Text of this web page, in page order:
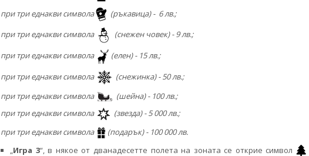
при три еднакви символа
(ръкавица)- 6 лв.;
при три еднакви символа
(снежен човек)- 9 лв.;
при три еднакви символа
(елен)- 15 лв.;
при три еднакви символа
(снежинка)- 50лв.;
при три еднакви символа
(шейна)- 100 лв.;
при три еднакви символа
(звезда)- 5 000лв.;
при три еднакви символа
(подарък)- 100 000 лв.
Игра 3“, в някое от дванадесетте полета на зоната се открие символ